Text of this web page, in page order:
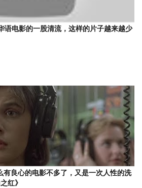
语电影的一股清流，这样的片子越来越少
有良心的电影不多了，又是一次人性的洗
红》